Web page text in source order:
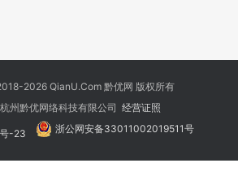
2026 QianU.Com 黔优网 版权所有
州黔优网络科技有限公司 经营证照
-23 浙公网安备33011002019511号